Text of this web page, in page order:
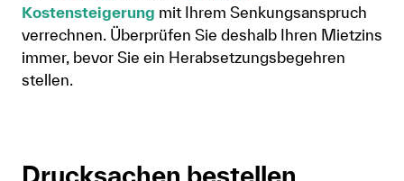
Kostensteigerung mit Ihrem Senkungsanspruch
verrechnen. Überprüfen Sie deshalb Ihren Mietzins
immer, bevor Sie ein Herabsetzungsbegehren
stellen.